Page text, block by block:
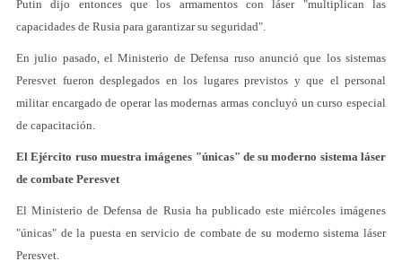
Putin dijo entonces que los armamentos con láser "multiplican las
capacidades de Rusia para garantizar su seguridad".
En julio pasado, el Ministerio de Defensa ruso anunció que los sistemas
Peresvet fueron desplegados en los lugares previstos y que el personal
militar encargado de operar las modernas armas concluyó un curso especial
de capacitación.
El Ejército ruso muestra imágenes "únicas" de su moderno sistema láser
de combate Peresvet
El Ministerio de Defensa de Rusia ha publicado este miércoles imágenes
"únicas" de la puesta en servicio de combate de su moderno sistema láser
Peresvet.